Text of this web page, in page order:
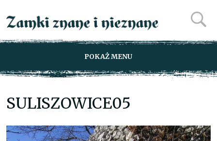
POKAŻ MENU
SULISZOWICE05